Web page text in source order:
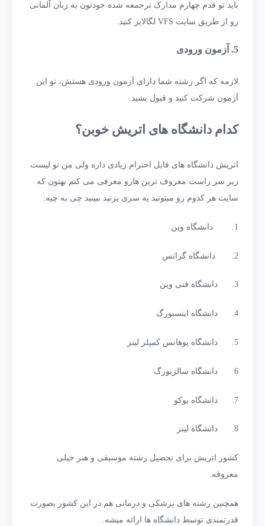
باید تو قدم چهارم مدارک ترجمعه شده خودتون به زبان آلمانی
رو از طریق سایت VFS لگالایز کنید.
5. آزمون ورودی
لازمه که اگر رشته شما دارای آزمون ورودی هستش، تو این
آزمون شرکت کنید و قبول بشید.
کدام دانشگاه های اتریش خوبن؟
اتریش دانشگاه های قابل احترام زیادی داره ولی من تو لیست
زیر سر راست معروف ترین هارو معرفی می کنم بهتون که
سایت هر کدوم رو میتونید یه سری بزنید ببینید چی به چیه:
1. دانشگاه وین
2. دانشگاه گراتس
3. دانشگاه فنی وین
4. دانشگاه اینسبورگ
5. دانشگاه یوهانس کمپلر لینز
6. دانشگاه سالزبورگ
7. دانشگاه بوکو
8. دانشگاه لینز
کشور اتریش برای تحصیل رشته موسیقی و هنر خیلی
معروفه.
همچنین رشته های پزشکی و درمانی هم در این کشور بصورت
قدرتمندی توسط دانشگاه ها ارائه میشه.